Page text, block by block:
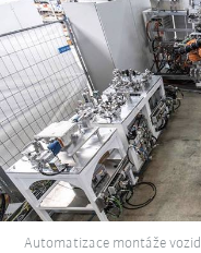
Automatizace montáže